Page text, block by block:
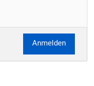
Anmelden